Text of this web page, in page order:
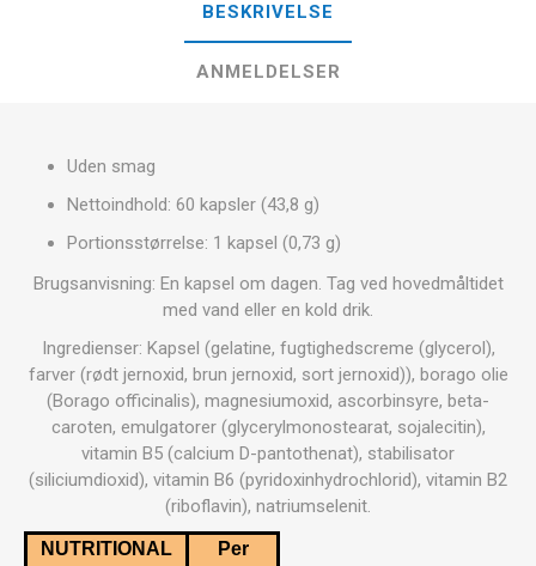
BESKRIVELSE
ANMELDELSER
Uden smag
Nettoindhold: 60 kapsler (43,8 g)
Portionsstørrelse: 1 kapsel (0,73 g)
Brugsanvisning: En kapsel om dagen. Tag ved hovedmåltidet
med vand eller en kold drik.
Ingredienser: Kapsel (gelatine, fugtighedscreme (glycerol),
farver (rødt jernoxid, brun jernoxid, sort jernoxid)), borago olie
(Borago officinalis), magnesiumoxid, ascorbinsyre, beta-
caroten, emulgatorer (glycerylmonostearat, sojalecitin),
vitamin B5 (calcium D-pantothenat), stabilisator
(siliciumdioxid), vitamin B6 (pyridoxinhydrochlorid), vitamin B2
(riboflavin), natriumselenit.
NUTRITIONAL
Per